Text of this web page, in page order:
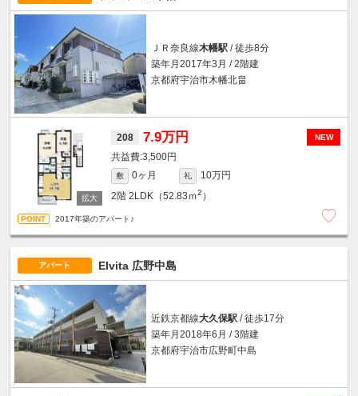
ＪＲ奈良線木幡駅/ 徒歩8分
築年月2017年3月 / 2階建
京都府宇治市木幡北畠
NEW
208 7.9万円
3,500円
敷 0ヶ月 礼
10万円
2階 2LDK（52.83ｍ2 ）
2017年築のアパート♪
アパート Elvita 広野中島
近鉄京都線大久保駅/ 徒歩17分
築年月2018年6月 / 3階建
京都府宇治市広野町中島